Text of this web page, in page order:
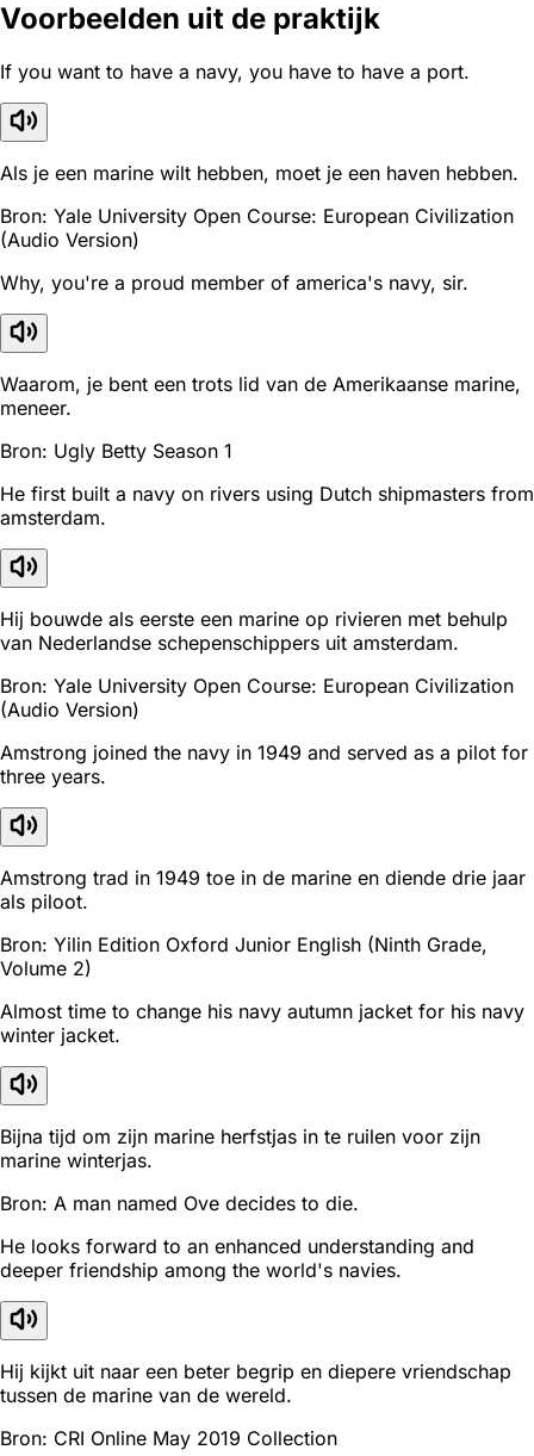
Voorbeelden uit de praktijk
If you want to have a navy, you have to have a port.
Als je een marine wilt hebben, moet je een haven hebben.
Bron: Yale University Open Course: European Civilization
(Audio Version)
Why, you're a proud member of america's navy, sir.
Waarom, je bent een trots lid van de Amerikaanse marine,
meneer.
Bron: Ugly Betty Season 1
He first built a navy on rivers using Dutch shipmasters from
amsterdam.
Hij bouwde als eerste een marine op rivieren met behulp
van Nederlandse schepenschippers uit amsterdam.
Bron: Yale University Open Course: European Civilization
(Audio Version)
Amstrong joined the navy in 1949 and served as a pilot for
three years.
Amstrong trad in 1949 toe in de marine en diende drie jaar
als piloot.
Bron: Yilin Edition Oxford Junior English (Ninth Grade,
Volume 2)
Almost time to change his navy autumn jacket for his navy
winter jacket.
Bijna tijd om zijn marine herfstjas in te ruilen voor zijn
marine winterjas.
Bron: A man named Ove decides to die.
He looks forward to an enhanced understanding and
deeper friendship among the world's navies.
Hij kijkt uit naar een beter begrip en diepere vriendschap
tussen de marine van de wereld.
Bron: CRI Online May 2019 Collection